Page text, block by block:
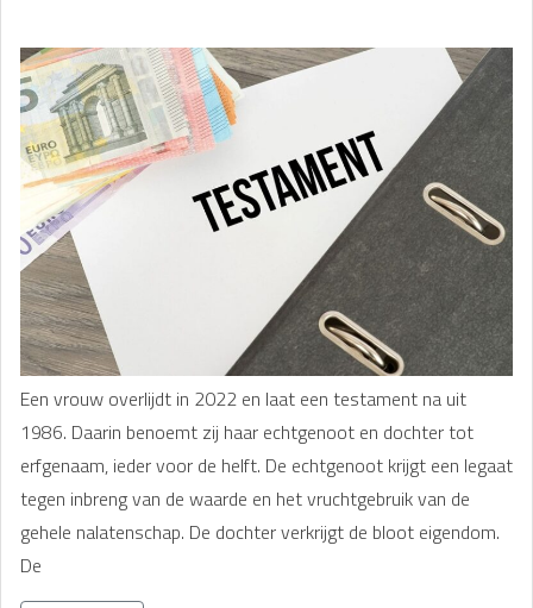
Een vrouw overlijdt in 2022 en laat een testament na uit
1986. Daarin benoemt zij haar echtgenoot en dochter tot
erfgenaam, ieder voor de helft. De echtgenoot krijgt een legaat
tegen inbreng van de waarde en het vruchtgebruik van de
gehele nalatenschap. De dochter verkrijgt de bloot eigendom.
De